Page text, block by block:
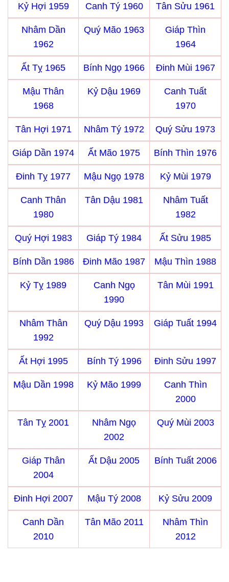
Kỷ Hợi 1959 Canh Tý 1960 Tân Sửu 1961
Nhâm Dần
1962
Quý Mão 1963
Giáp Thìn
1964
Ất Tỵ 1965 Bính Ngọ 1966 Đinh Mùi 1967
Mậu Thân
1968
Kỷ Dậu 1969
Canh Tuất
1970
Tân Hợi 1971 Nhâm Tý 1972 Quý Sửu 1973
Giáp Dần 1974 Ất Mão 1975 Bính Thìn 1976
Đinh Tỵ 1977 Mậu Ngọ 1978 Kỷ Mùi 1979
Canh Thân
1980
Tân Dậu 1981
Nhâm Tuất
1982
Quý Hợi 1983 Giáp Tý 1984 Ất Sửu 1985
Bính Dần 1986 Đinh Mão 1987 Mậu Thìn 1988
Kỷ Tỵ 1989
Canh Ngọ
1990
Tân Mùi 1991
Nhâm Thân
1992
Quý Dậu 1993 Giáp Tuất 1994
Ất Hợi 1995 Bính Tý 1996 Đinh Sửu 1997
Mậu Dần 1998 Kỷ Mão 1999
Canh Thìn
2000
Tân Tỵ 2001
Nhâm Ngọ
2002
Quý Mùi 2003
Giáp Thân
2004
Ất Dậu 2005 Bính Tuất 2006
Đinh Hợi 2007 Mậu Tý 2008 Kỷ Sửu 2009
Canh Dần
2010
Tân Mão 2011
Nhâm Thìn
2012